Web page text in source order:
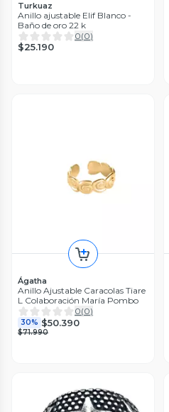
Turkuaz
Anillo ajustable Elif Blanco -
Baño de oro 22 k
0(0)
$25.190
Ágatha
Anillo Ajustable Caracolas Tiare
L Colaboración María Pombo
0(0)
30% $50.390
$71.990